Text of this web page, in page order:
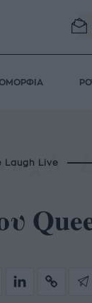
Laugh Live